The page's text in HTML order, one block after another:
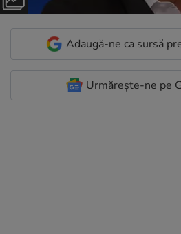
Adaugă-ne ca sursă
Urmărește-ne pe